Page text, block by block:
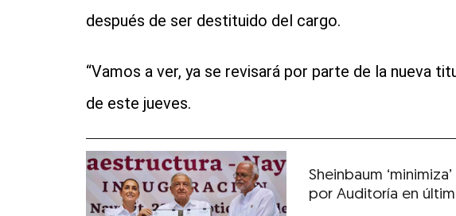
después de ser destituido del cargo.
“Vamos a ver, ya se revisará por parte de la nueva
de este jueves.
Sheinbaum
por Auditoría en